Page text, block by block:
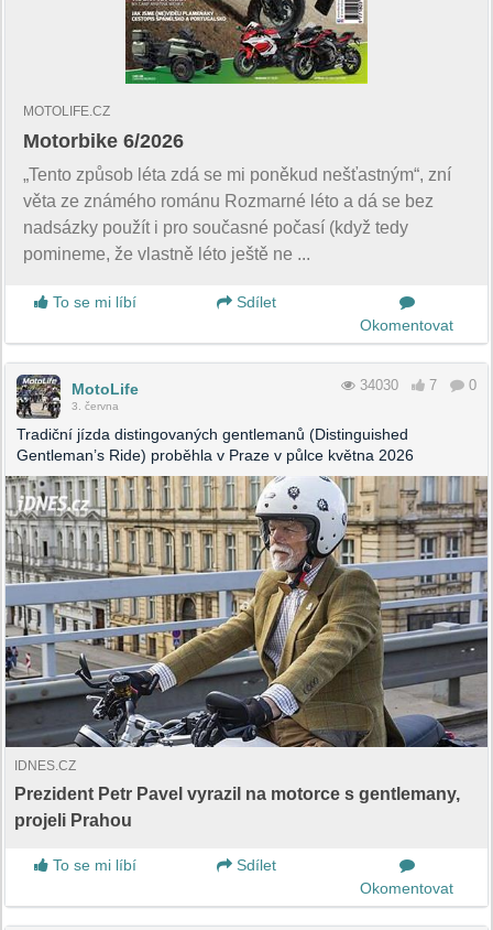
MOTOLIFE.CZ
Motorbike 6/2026
„Tento způsob léta zdá se mi poněkud nešťastným“, zní
věta ze známého románu Rozmarné léto a dá se bez
nadsázky použít i pro současné počasí (když tedy
pomineme, že vlastně léto ještě ne ...
To se mi líbí
Sdílet
Okomentovat
MotoLife
3. června
34030 7 0
Tradiční jízda distingovaných gentlemanů (Distinguished
Gentleman’s Ride) proběhla v Praze v půlce května 2026
IDNES.CZ
Prezident Petr Pavel vyrazil na motorce s gentlemany,
projeli Prahou
To se mi líbí
Sdílet
Okomentovat